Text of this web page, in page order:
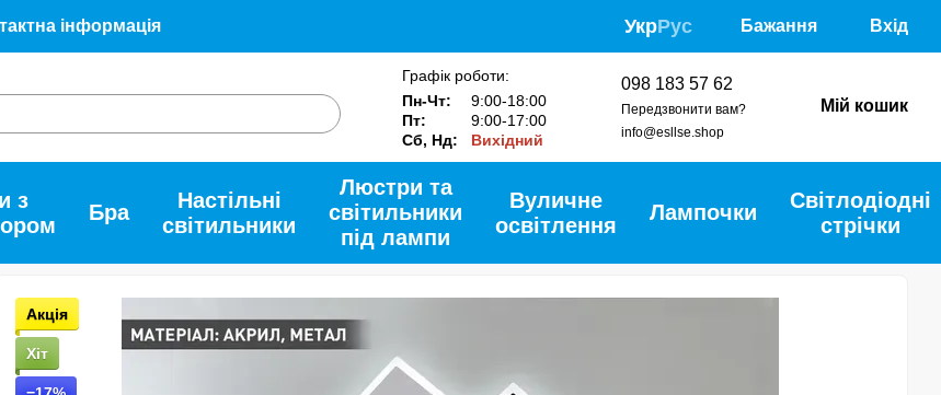
інформація
користувача Допомога
Про нас
УкрРус Бажання Вхід
Графік роботи:
Пн-Чт:
9:00-18:00
Пт:
9:00-17:00
Сб, Нд:
Вихідний
098 183 57 62
Передзвонити вам?
info@esllse.shop
Мій кошик
з
Бра
Настільні
світильники
Люстри та
світильники
під лампи
Вуличне
освітлення
Лампочки
Світлодіодні
стрічки
Акція
Хіт